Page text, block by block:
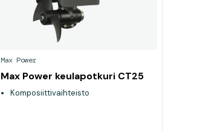
Max Power
Max Power keulapotkuri CT25
Komposiittivaihteisto